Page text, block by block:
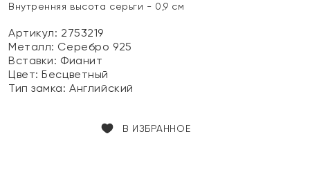
Внутренняя высота серьги - 0,9 см
Артикул: 2753219
Металл: Серебро 925
Вставки: Фианит
Цвет:Бесцветный
Тип замка:Английский
В ИЗБРАННОЕ